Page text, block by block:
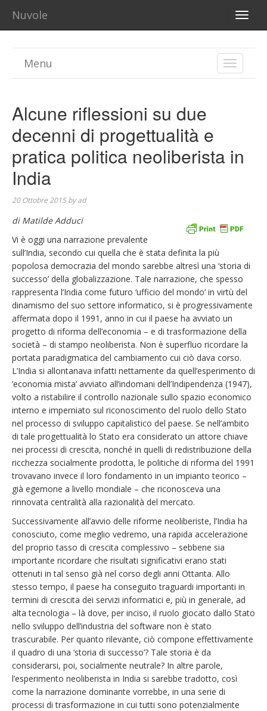
Nuvole
TOGGLE
Menu
Alcune riflessioni su due
decenni di progettualità e
pratica politica neoliberista in
India
20 Ottobre 2015 byad
di Matilde Adduci
Vi è oggi una narrazione prevalente
sull’India, secondo cui quella che è stata definita la più
popolosa democrazia del mondo sarebbe altresì una ‘storia di
successo’ della globalizzazione. Tale narrazione, che spesso
rappresenta l’India come futuro ‘ufficio del mondo’ in virtù del
dinamismo del suo settore informatico, si è progressivamente
affermata dopo il 1991, anno in cui il paese ha avviato un
progetto di riforma dell’economia – e di trasformazione della
società – di stampo neoliberista. Non è superfluo ricordare la
portata paradigmatica del cambiamento cui ciò dava corso.
L’India si allontanava infatti nettamente da quell’esperimento di
‘economia mista’ avviato all’indomani dell’Indipendenza (1947),
volto a ristabilire il controllo nazionale sullo spazio economico
interno e imperniato sul riconoscimento del ruolo dello Stato
nel processo di sviluppo capitalistico del paese. Se nell’ambito
di tale progettualità lo Stato era considerato un attore chiave
nei processi di crescita, nonché in quelli di redistribuzione della
ricchezza socialmente prodotta, le politiche di riforma del 1991
trovavano invece il loro fondamento in un impianto teorico –
già egemone a livello mondiale – che riconosceva una
rinnovata centralità alla razionalità del mercato.
Successivamente all’avvio delle riforme neoliberiste, l’India ha
conosciuto, come meglio vedremo, una rapida accelerazione
del proprio tasso di crescita complessivo – sebbene sia
importante ricordare che risultati significativi erano stati
ottenuti in tal senso già nel corso degli anni Ottanta. Allo
stesso tempo, il paese ha conseguito traguardi importanti in
termini di crescita dei servizi informatici e, più in generale, ad
alta tecnologia – là dove, per inciso, il ruolo giocato dallo Stato
nello sviluppo dell’industria del software non è stato
trascurabile. Per quanto rilevante, ciò compone effettivamente
il quadro di una ‘storia di successo’? Tale storia è da
considerarsi, poi, socialmente neutrale? In altre parole,
l’esperimento neoliberista in India si sarebbe tradotto, così
come la narrazione dominante vorrebbe, in una serie di
processi di trasformazione in cui tutti sono potenzialmente